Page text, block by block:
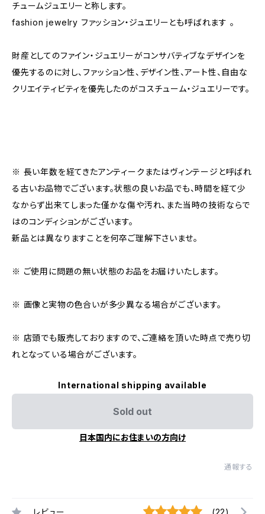
チュームジュエリーと称します。
fashion jewelry ファッション・ジュエリーとも呼ばれます 。
財産としてのファイン・ジュエリーがコンサバティブなデザインを
優先するのに対し、ファッション性、デザイン性、アート性、自由な
クリエイティビティを優先したのがコスチューム・ジュエリーです。
※ 長い年数を経てきたアンティークまたはヴィンテージと呼ばれ
る古いお品物でございます。状態の良いお品でも、時間を経て少
なからず出来てしまった僅かな傷や汚れ、また当時の技術ならで
はのコンディションがございます。
新品とは異なりますことを何卒ご理解下さいませ。
※ ご使用に問題の無い状態のお品をお届けいたします。
※ 画像と実物の色合いが多少異なる場合がございます。
※ 店頭でも販売しておりますので、ご連絡を頂いた時点で売り切
れとなっている場合がございます。
International shipping available
Sold out
日本国内にお住まいの方向け
通報する
レビュー (22)